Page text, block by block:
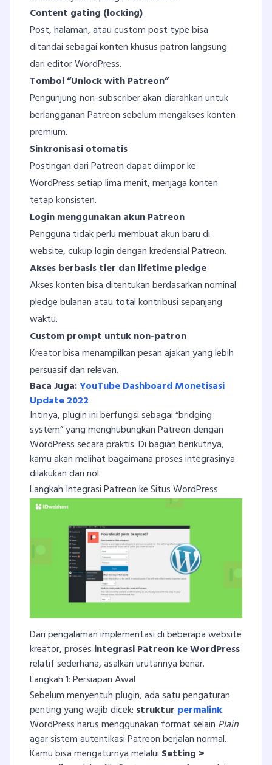
Content gating (locking)
Post, halaman, atau custom post type bisa
ditandai sebagai konten khusus patron langsung
dari editor WordPress.
Tombol “Unlock with Patreon”
Pengunjung non-subscriber akan diarahkan untuk
berlangganan Patreon sebelum mengakses konten
premium.
Sinkronisasi otomatis
Postingan dari Patreon dapat diimpor ke
WordPress setiap lima menit, menjaga konten
tetap konsisten.
Login menggunakan akun Patreon
Pengguna tidak perlu membuat akun baru di
website, cukup login dengan kredensial Patreon.
Akses berbasis tier dan lifetime pledge
Akses konten bisa ditentukan berdasarkan nominal
pledge bulanan atau total kontribusi sepanjang
waktu.
Custom prompt untuk non-patron
Kreator bisa menampilkan pesan ajakan yang lebih
persuasif dan relevan.
Baca Juga:YouTube Dashboard Monetisasi
Update 2022
Intinya, plugin ini berfungsi sebagai “bridging
system” yang menghubungkan Patreon dengan
WordPress secara praktis. Di bagian berikutnya,
kamu akan melihat bagaimana proses integrasinya
dilakukan dari nol.
Langkah Integrasi Patreon ke Situs WordPress
Dari pengalaman implementasi di beberapa website
kreator, proses integrasi Patreon ke WordPress
relatif sederhana, asalkan urutannya benar.
Langkah 1: Persiapan Awal
Sebelum menyentuh plugin, ada satu pengaturan
penting yang wajib dicek: struktur permalink.
WordPress harus menggunakan format selain Plain
agar sistem autentikasi Patreon berjalan normal.
Kamu bisa mengaturnya melalui Setting >